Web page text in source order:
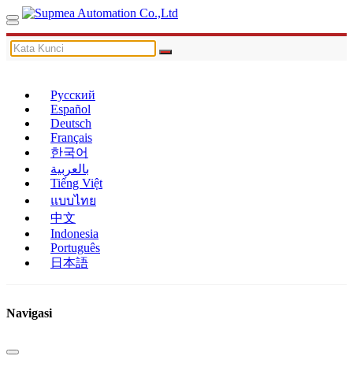
Русский
Español
Deutsch
Français
한국어
بالعربية
Tiếng Việt
แบบไทย
中文
Indonesia
Português
日本語
Navigasi